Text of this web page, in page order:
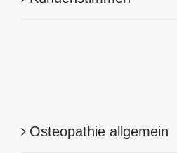
Osteopathie allgemein